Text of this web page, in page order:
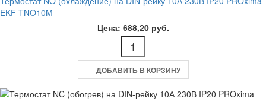
EKF TNO10M
Цена: 688,20 руб.
ДОБАВИТЬ В КОРЗИНУ